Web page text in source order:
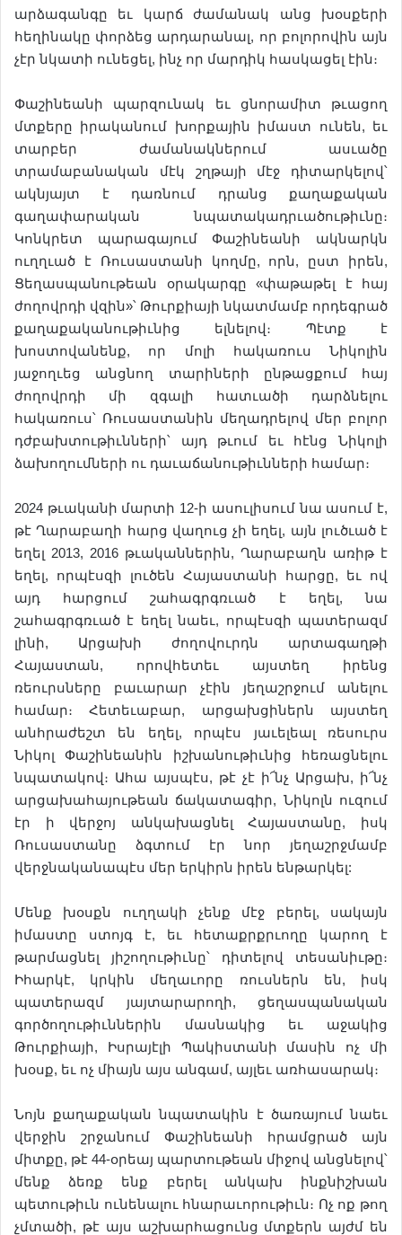
արձագանգը եւ կարճ ժամանակ անց խօսքերի
հեղինակը փորձեց արդարանալ, որ բոլորովին այն
չէր նկատի ունեցել, ինչ որ մարդիկ հասկացել էին։
Փաշինեանի պարզունակ եւ ցնորամիտ թւացող
մտքերը իրականում խորքային իմաստ ունեն, եւ
տարբեր ժամանակներում ասւածը
տրամաբանական մէկ շղթայի մէջ դիտարկելով՝
ակնյայտ է դառնում դրանց քաղաքական
գաղափարական նպատակադրւածութիւնը։
Կոնկրետ պարագայում Փաշինեանի ակնարկն
ուղղւած է Ռուսաստանի կողմը, որն, ըստ իրեն,
Ցեղասպանութեան օրակարգը «փաթաթել է հայ
ժողովրդի վզին»՝ Թուրքիայի նկատմամբ որդեգրած
քաղաքականութիւնից ելնելով։ Պէտք է
խոստովանենք, որ մոլի հակառուս Նիկոլին
յաջողւեց անցնող տարիների ընթացքում հայ
ժողովրդի մի զգալի հատւածի դարձնելու
հակառուս՝ Ռուսաստանին մեղադրելով մեր բոլոր
դժբախտութիւնների՝ այդ թւում եւ հէնց Նիկոլի
ձախողումների ու դաւաճանութիւնների համար։
2024 թւականի մարտի 12-ի ասուլիսում նա ասում է,
թէ Ղարաբաղի հարց վաղուց չի եղել, այն լուծւած է
եղել 2013, 2016 թւականներին, Ղարաբաղն առիթ է
եղել, որպէսզի լուծեն Հայաստանի հարցը, եւ ով
այդ հարցում շահագրգռւած է եղել, նա
շահագրգռւած է եղել նաեւ, որպէսզի պատերազմ
լինի, Արցախի ժողովուրդն արտագաղթի
Հայաստան, որովհետեւ այստեղ իրենց
ռեուրսները բաւարար չէին յեղաշրջում անելու
համար։ Հետեւաբար, արցախցիներն այստեղ
անհրաժեշտ են եղել, որպէս յաւելեալ ռեսուրս
Նիկոլ Փաշինեանին իշխանութիւնից հեռացնելու
նպատակով։ Ահա այսպէս, թէ չէ ի՜նչ Արցախ, ի՜նչ
արցախահայութեան ճակատագիր, Նիկոլն ուզում
էր ի վերջոյ անկախացնել Հայաստանը, իսկ
Ռուսաստանը ձգտում էր նոր յեղաշրջմամբ
վերջնականապէս մեր երկիրն իրեն ենթարկել:
Մենք խօսքն ուղղակի չենք մէջ բերել, սակայն
իմաստը ստոյգ է, եւ հետաքրքրւողը կարող է
թարմացնել յիշողութիւնը՝ դիտելով տեսանիւթը։
Իհարկէ, կրկին մեղաւորը ռուսներն են, իսկ
պատերազմ յայտարարողի, ցեղասպանական
գործողութիւններին մասնակից եւ աջակից
Թուրքիայի, Իսրայէլի Պակիստանի մասին ոչ մի
խօսք, եւ ոչ միայն այս անգամ, այլեւ առհասարակ։
Նոյն քաղաքական նպատակին է ծառայում նաեւ
վերջին շրջանում Փաշինեանի հրամցրած այն
միտքը, թէ 44-օրեայ պարտութեան միջով անցնելով՝
մենք ձեռք ենք բերել անկախ ինքնիշխան
պետութիւն ունենալու հնարաւորութիւն։ Ոչ ոք թող
չմտածի, թէ այս աշխարհացունց մտքերն այժմ են